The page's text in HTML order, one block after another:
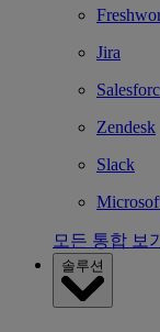
Jira
Zendesk
Slack
모든 통합 보기
솔루션